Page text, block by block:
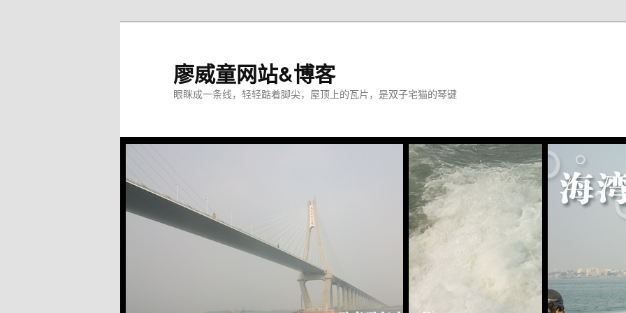
廖威童网站&博客
眼眯成一条线，轻轻踮着脚尖，屋顶上的瓦片，是双子宅猫的琴键